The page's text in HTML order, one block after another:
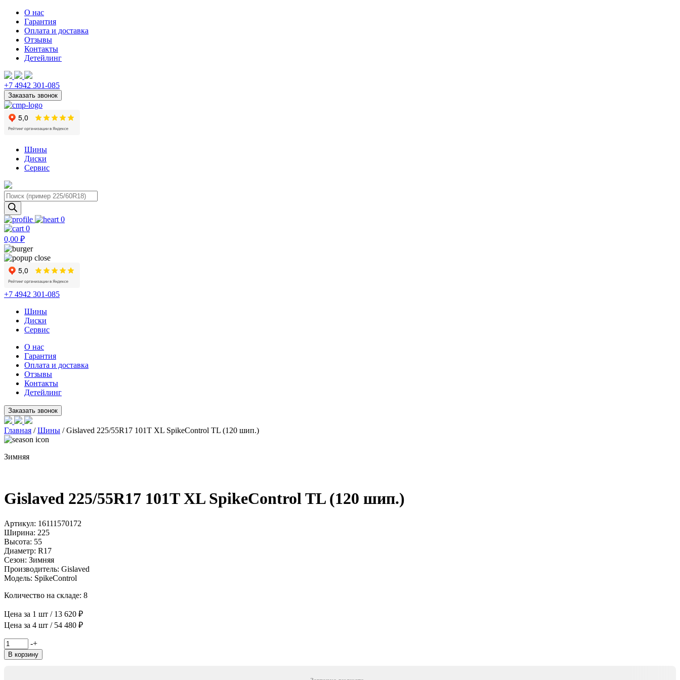
О нас
Гарантия
Оплата и доставка
Отзывы
Контакты
Детейлинг
+7 4942 301-085
Шины
Диски
Сервис
Поиск
товаров
0
0
0,00 ₽
+7 4942 301-085
Шины
Диски
Сервис
О нас
Гарантия
Оплата и доставка
Отзывы
Контакты
Детейлинг
Главная /Шины / Gislaved 225/55R17 101T XL SpikeControl TL (120 шип.)
Зимняя
Gislaved 225/55R17 101T XL SpikeControl TL (120 шип.)
Артикул: 16111570172
Ширина: 225
Высота: 55
Диаметр: R17
Сезон: Зимняя
Производитель: Gislaved
Модель: SpikeControl
Количество на складе: 8
Цена за 1 шт / 13 620 ₽
Цена за 4 шт / 54 480 ₽
Количество
товара
Gislaved
-+
В корзину